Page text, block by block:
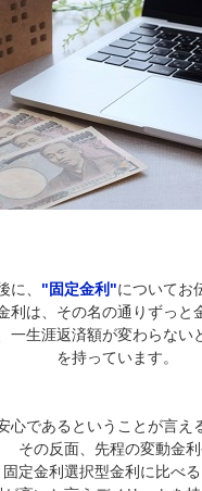
に、 "固定金利"についてお
利は、その名の通りずっと
一生涯返済額が変わらない
を持っています。
心であるということが言え
その反面、先程の変動金
固定金利選択型金利に比べる